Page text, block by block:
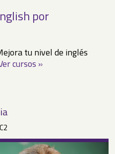
por
tu nivel de inglés
cursos »